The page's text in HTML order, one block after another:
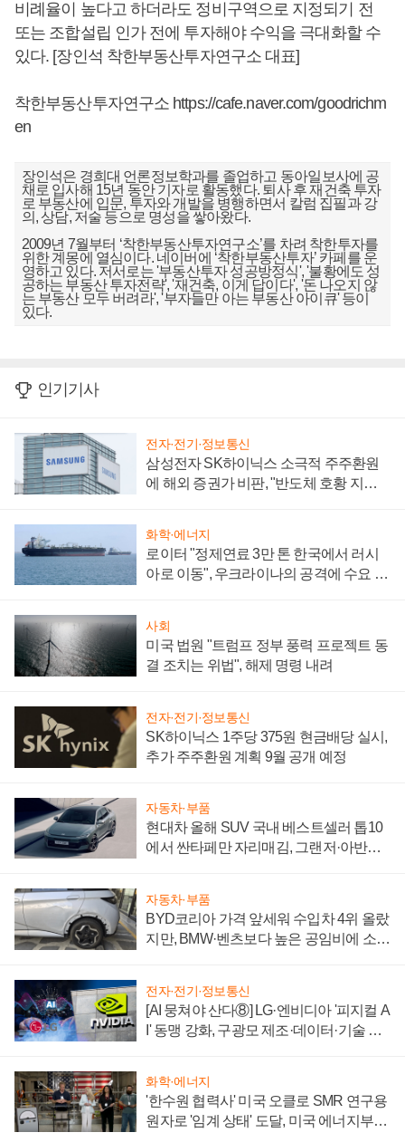
비례율이 높다고 하더라도 정비구역으로 지정되기 전
또는 조합설립 인가 전에 투자해야 수익을 극대화할 수
있다. [장인석 착한부동산투자연구소 대표]
착한부동산투자연구소 https://cafe.naver.com/goodrichm
en
장인석은 경희대 언론정보학과를 졸업하고 동아일보사에 공
채로 입사해 15년 동안 기자로 활동했다. 퇴사 후 재건축 투자
로 부동산에 입문, 투자와 개발을 병행하면서 칼럼 집필과 강
의, 상담, 저술 등으로 명성을 쌓아왔다.
2009년 7월부터 ‘착한부동산투자연구소’를 차려 착한투자를
위한 계몽에 열심이다. 네이버에 ‘착한부동산투자’ 카페를 운
영하고 있다. 저서로는 '부동산투자 성공방정식', '불황에도 성
공하는 부동산 투자전략', '재건축, 이게 답이다', '돈 나오지 않
는 부동산 모두 버려라', '부자들만 아는 부동산 아이큐' 등이
있다.
인기기사
전자·전기·정보통신
삼성전자 SK하이닉스 소극적 주주환원
에 해외 증권가 비판, "반도체 호황 지속
화학·에너지
로이터 "정제연료 3만 톤 한국에서 러시
아로 이동", 우크라이나의 공격에 수요 늘
사회
미국 법원 "트럼프 정부 풍력 프로젝트 동
결 조치는 위법", 해제 명령 내려
전자·전기·정보통신
SK하이닉스 1주당 375원 현금배당 실시,
추가 주주환원 계획 9월 공개 예정
자동차·부품
현대차 올해 SUV 국내 베스트셀러 톱10
에서 싼타페만 자리매김, 그랜저·아반떼
자동차·부품
BYD코리아 가격 앞세워 수입차 4위 올랐
지만, BMW·벤츠보다 높은 공임비에 소비
전자·전기·정보통신
[AI 뭉쳐야 산다⑧] LG·엔비디아 '피지컬 A
I' 동맹 강화, 구광모 제조·데이터·기술 결
화학·에너지
'한수원 협력사' 미국 오클로 SMR 연구용
원자로 '임계 상태' 도달, 미국 에너지부